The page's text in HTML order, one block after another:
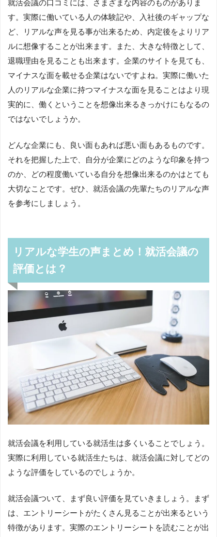
就活会議の口コミには、さまざまな内容のものがありま
す。実際に働いている人の体験記や、入社後のギャップな
ど、リアルな声を見る事が出来るため、内定後をよりリア
ルに想像することが出来ます。また、大きな特徴として、
退職理由を見ることも出来ます。企業のサイトを見ても、
マイナスな面を載せる企業はないですよね。実際に働いた
人のリアルな企業に持つマイナスな面を見ることはより現
実的に、働くということを想像出来るきっかけにもなるの
ではないでしょうか。
どんな企業にも、良い面もあれば悪い面もあるものです。
それを把握した上で、自分が企業にどのような印象を持つ
のか、どの程度働いている自分を想像出来るのかはとても
大切なことです。ぜひ、就活会議の先輩たちのリアルな声
を参考にしましょう。
リアルな学生の声まとめ！就活会議の
評価とは？
就活会議を利用している就活生は多くいることでしょう。
実際に利用している就活生たちは、就活会議に対してどの
ような評価をしているのでしょうか。
就活会議ついて、まず良い評価を見ていきましょう。まず
は、エントリーシートがたくさん見ることが出来るという
特徴があります。実際のエントリーシートを読むことが出